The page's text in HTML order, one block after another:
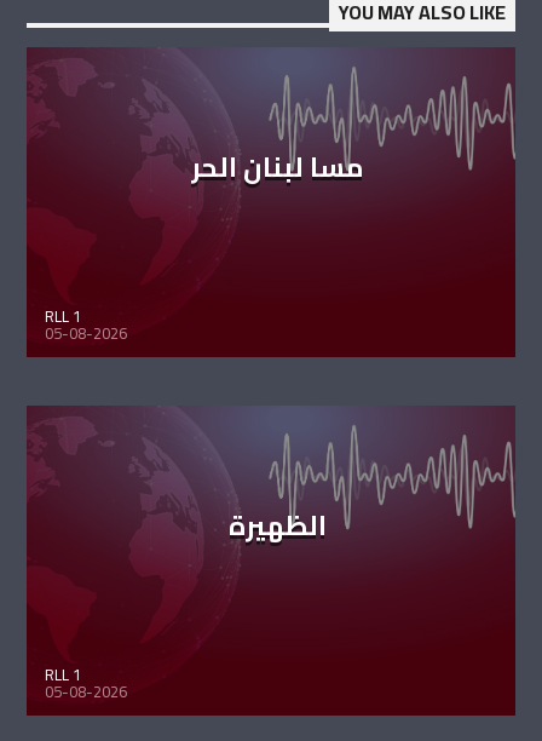
YOU MAY ALSO LIKE
مسا لبنان الحر
RLL 1
05-08-2026
الظهيرة
RLL 1
05-08-2026